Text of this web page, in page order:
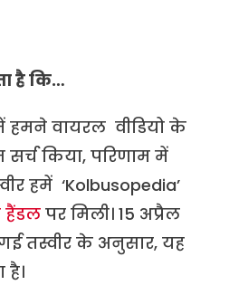
है कि…
वायरल वीडियो के
सर्च किया, परिणाम में
हमें ‘Kolbusopedia’
हैंडलपर मिली। 15 अप्रैल
तस्वीर के अनुसार, यह